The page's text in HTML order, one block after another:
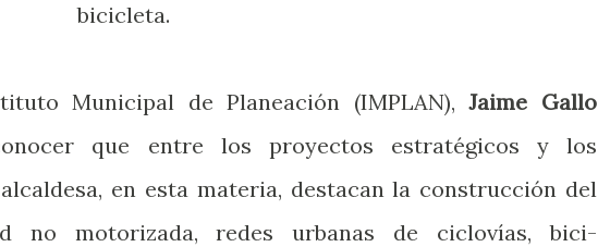
bicicleta.
Municipal de Planeación (IMPLAN),Jaime Gallo
que entre los proyectos estratégicos y los
en esta materia, destacan la construcción del
no motorizada, redes urbanas de ciclovías, bici-